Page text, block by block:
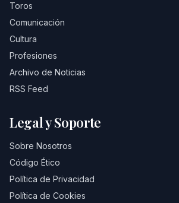
Toros
Comunicación
Cultura
Profesiones
Archivo de Noticias
RSS Feed
Legal y Soporte
Sobre Nosotros
Código Ético
Política de Privacidad
Política de Cookies